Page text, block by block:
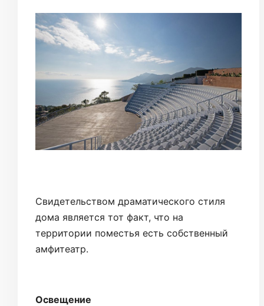
Свидетельством драматического стиля
дома является тот факт, что на
территории поместья есть собственный
амфитеатр.
Освещение